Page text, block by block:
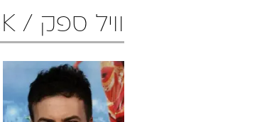
וויל ספק / WILL SPECK